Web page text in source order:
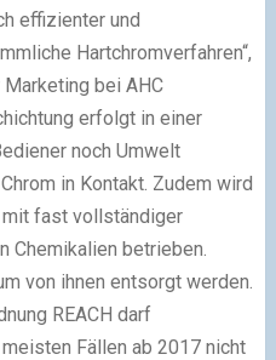
effizienter und
Hartchromverfahren“,
bei AHC
erfolgt in einer
noch Umwelt
in Kontakt. Zudem wird
fast vollständiger
Chemikalien betrieben.
von ihnen entsorgt werden.
REACH darf
Fällen ab 2017 nicht